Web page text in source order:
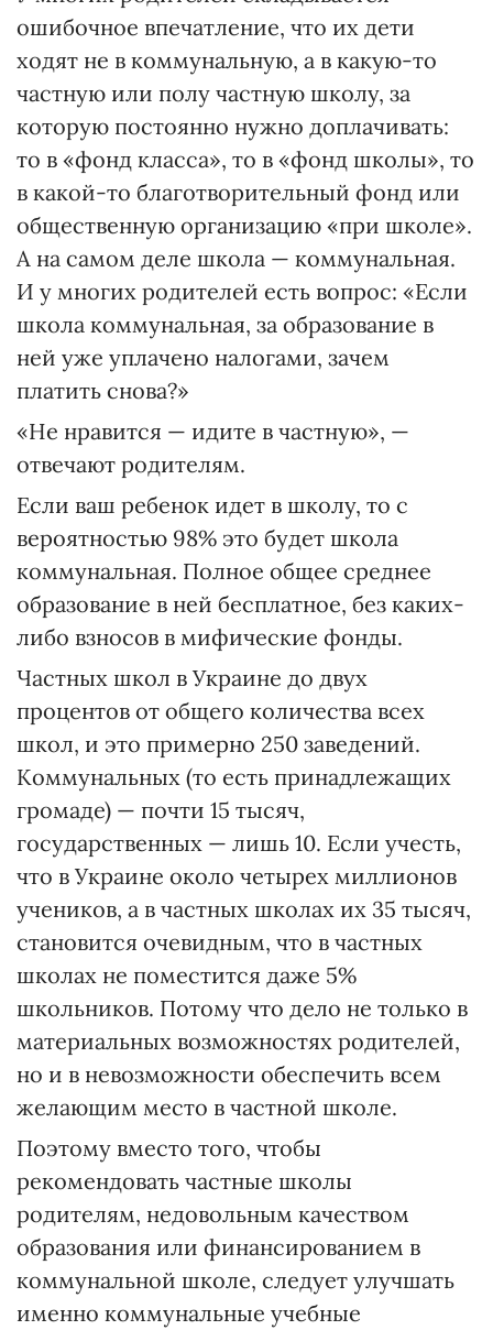
ошибочное впечатление, что их дети
ходят не в коммунальную, а в какую-то
частную или полу частную школу, за
которую постоянно нужно доплачивать:
то в «фонд класса», то в «фонд школы», то
в какой-то благотворительный фонд или
общественную организацию «при школе».
А на самом деле школа — коммунальная.
И у многих родителей есть вопрос: «Если
школа коммунальная, за образование в
ней уже уплачено налогами, зачем
платить снова?»
«Не нравится — идите в частную», —
отвечают родителям.
Если ваш ребенок идет в школу, то с
вероятностью 98% это будет школа
коммунальная. Полное общее среднее
образование в ней бесплатное, без каких-
либо взносов в мифические фонды.
Частных школ в Украине до двух
процентов от общего количества всех
школ, и это примерно 250 заведений.
Коммунальных (то есть принадлежащих
громаде) — почти 15 тысяч,
государственных — лишь 10. Если учесть,
что в Украине около четырех миллионов
учеников, а в частных школах их 35 тысяч,
становится очевидным, что в частных
школах не поместится даже 5%
школьников. Потому что дело не только в
материальных возможностях родителей,
но и в невозможности обеспечить всем
желающим место в частной школе.
Поэтому вместо того, чтобы
рекомендовать частные школы
родителям, недовольным качеством
образования или финансированием в
коммунальной школе, следует улучшать
именно коммунальные учебные